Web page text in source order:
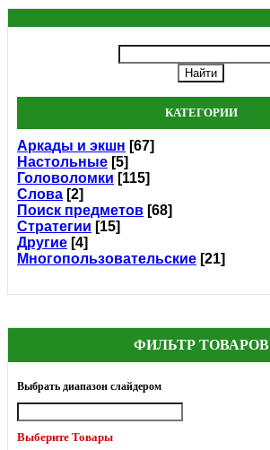
КАТЕГОРИИ
Аркады и экшн [67]
Настольные [5]
Головоломки [115]
Слова [2]
Поиск предметов [68]
Стратегии [15]
Другие [4]
Многопользовательские [21]
ФИЛЬТР ТОВАРОВ
Выбрать диапазон слайдером
Выберите Товары